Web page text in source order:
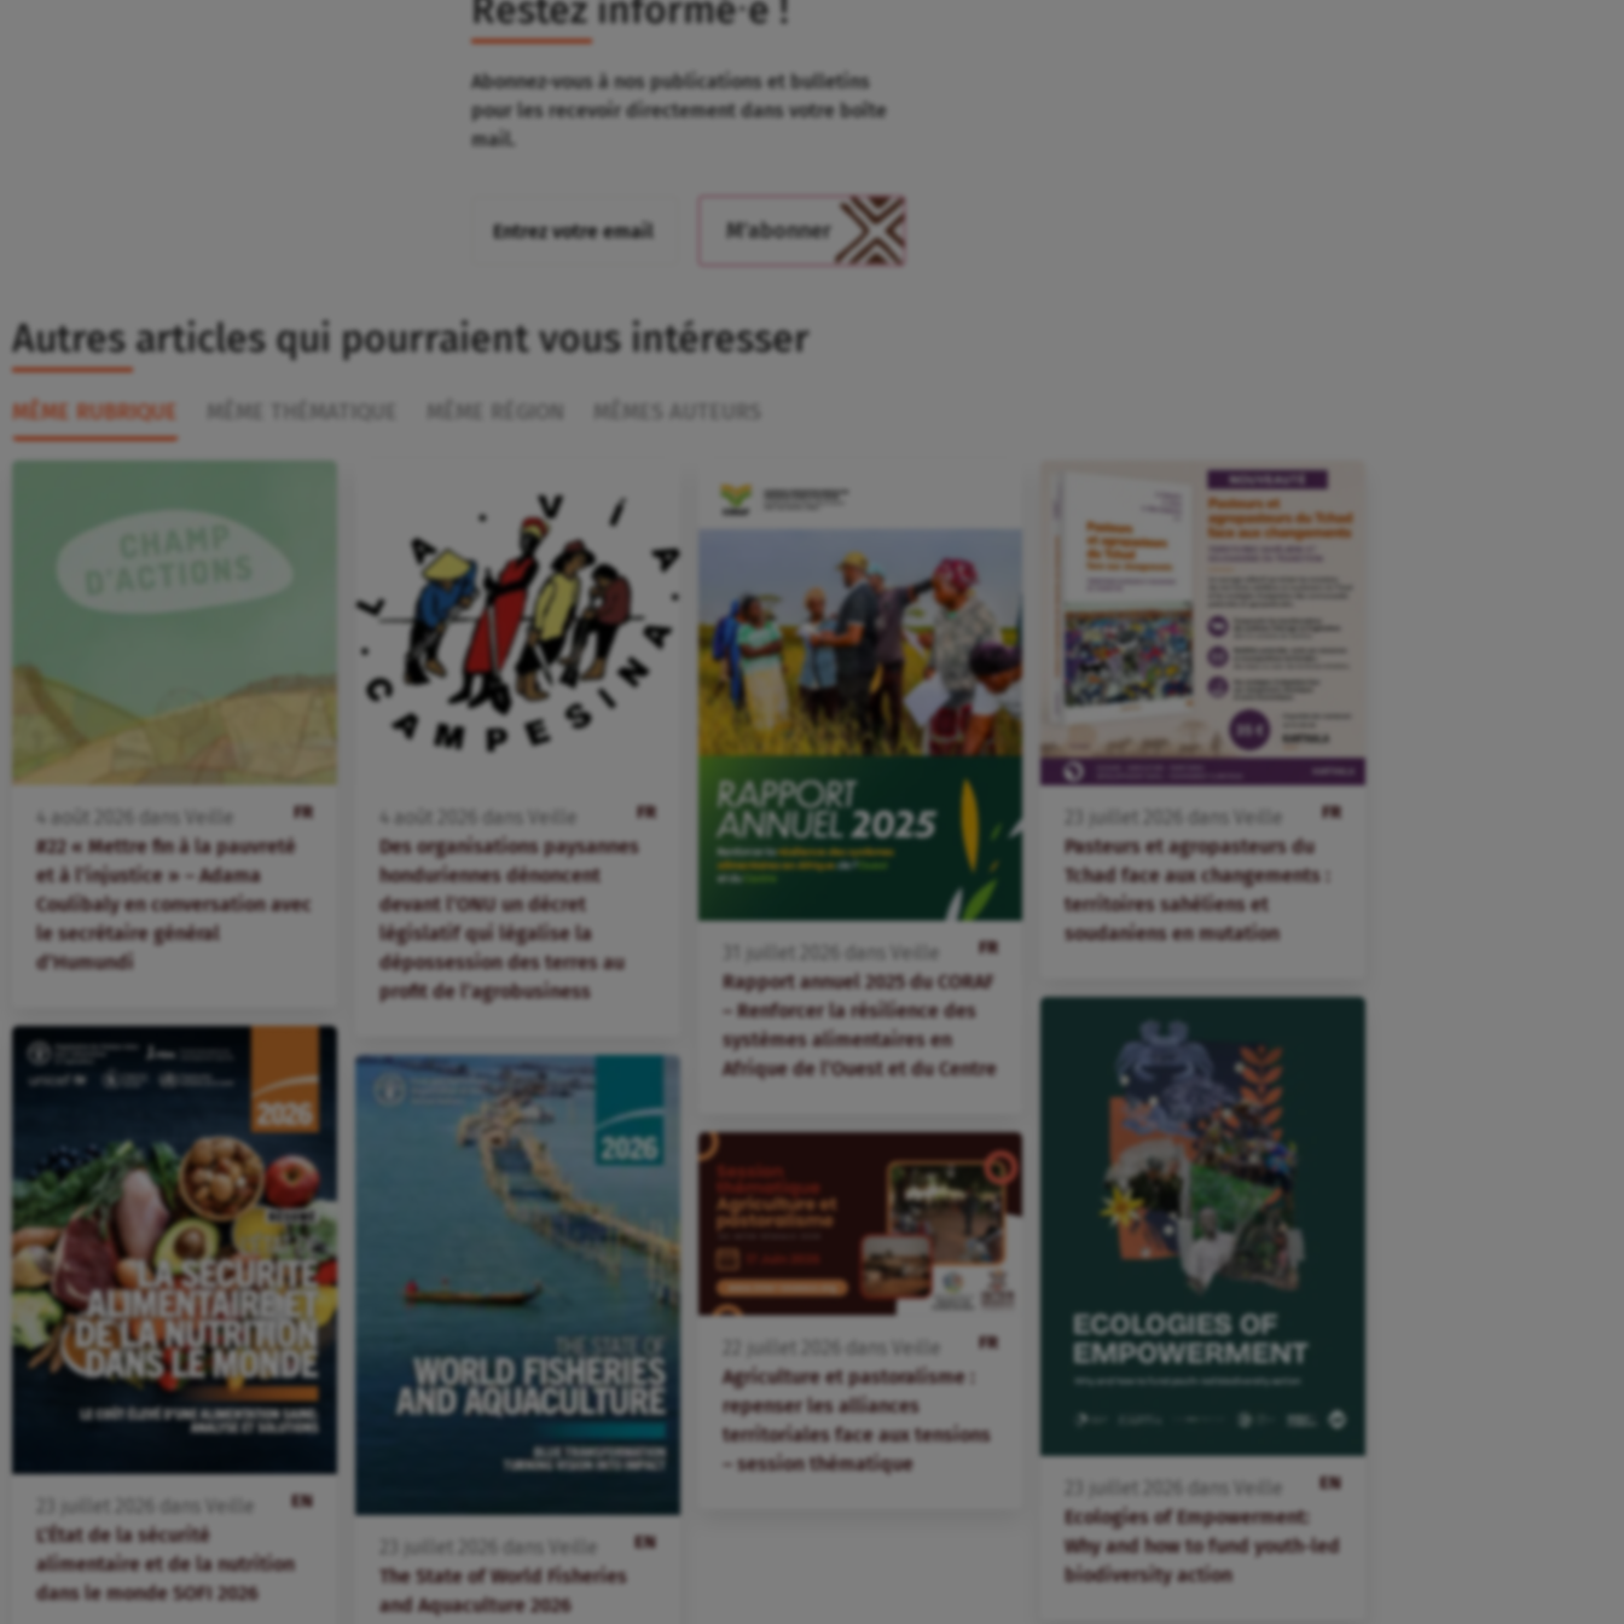
Restez informé⸱e !
Abonnez-vous à nos publications et bulletins
pour les recevoir directement dans votre boîte
mail.
Autres articles qui pourraient vous intéresser
MÊME RUBRIQUE
FR
4 août dans
Veille
#22 « Mettre fin à la pauvreté
et à l’injustice » – Adama
Coulibaly en conversation avec
le secrétaire général
d’Humundi
FR
4 août dans
Veille
Des organisations paysannes
honduriennes dénoncent
devant l’ONU un décret
législatif qui légalise la
dépossession des terres au
profit de l’agrobusiness
FR
juillet dans
Veille
Rapport annuel 2025 du CORAF
– Renforcer la résilience des
systèmes alimentaires en
Afrique de l’Ouest et du Centre
FR
juillet dans
Veille
Pasteurs et agropasteurs du
Tchad face aux changements :
territoires sahéliens et
soudaniens en mutation
EN
juillet dans
Veille
Ecologies of Empowerment:
Why and how to fund youth-led
biodiversity action
EN
juillet dans
Veille
L’État de la sécurité
alimentaire et de la nutrition
dans le monde SOFI 2026
EN
juillet dans
Veille
The State of World Fisheries
and Aquaculture 2026
FR
juillet dans
Veille
Agriculture et pastoralisme :
repenser les alliances
territoriales face aux tensions
– session thématique